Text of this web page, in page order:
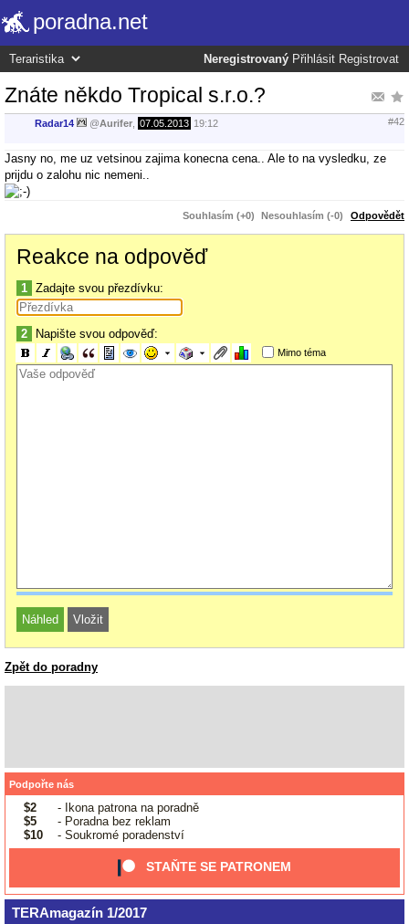
poradna.net
Neregistrovaný Přihlásit Registrovat
Znáte někdo Tropical s.r.o.?
Radar14 @Aurifer 07.05.2013 19:12 #42
Jasny no, me uz vetsinou zajima konecna cena.. Ale to na vysledku, ze
prijdu o zalohu nic nemeni..
Souhlasím (+0) Nesouhlasím (-0) Odpovědět
Reakce na odpověď
1 Zadajte svou přezdívku:
2 Napište svou odpověď:
Mimo téma
Zpět do poradny
Podpořte nás
$2
- Ikona patrona na poradně
$5
- Poradna bez reklam
$10
- Soukromé poradenství
STAŇTE SE PATRONEM
TERAmagazín 1/2017